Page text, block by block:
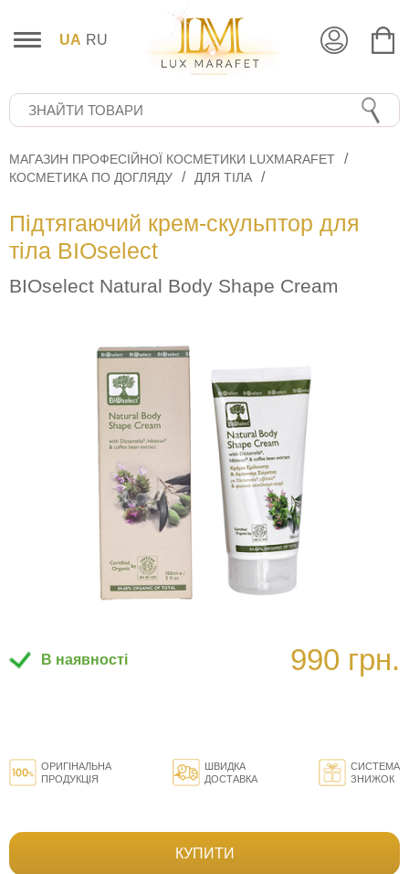
UA RU
МАГАЗИН ПРОФЕСІЙНОЇ КОСМЕТИКИ LUXMARAFET
КОСМЕТИКА ПО ДОГЛЯДУ
ДЛЯ ТІЛА
Підтягаючий крем-скульптор для
тіла BIOselect
BIOselect Natural Body Shape Cream
В наявності 990 грн.
ОРИГІНАЛЬНА
ПРОДУКЦІЯ
ШВИДКА
ДОСТАВКА
СИСТЕМА
ЗНИЖОК
КУПИТИ